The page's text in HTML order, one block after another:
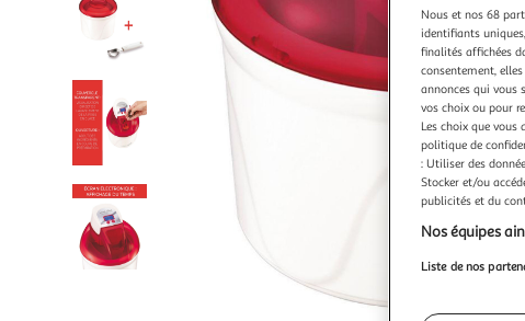
Nous et nos 68
identifiants
finalités affichées
consentement,
annonces qui vous
vos choix ou pour
Les choix que
politique de
: Utiliser des
Stocker et/ou
publicités et du
Nos équipes
Liste de nos